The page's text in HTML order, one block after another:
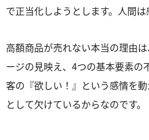
で正当化しようとします。人間は
高額商品が売れない本当の理由
ージの見映え、4つの基本要素の
客の『欲しい！』という感情を
として欠けているからなのです。